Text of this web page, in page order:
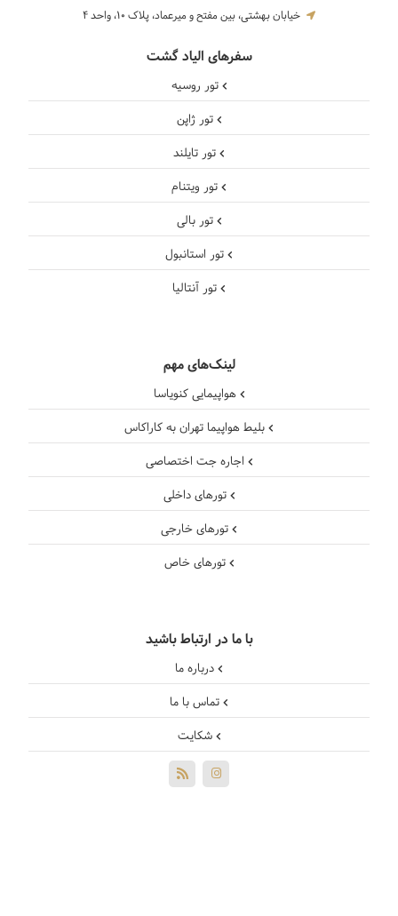
خیابان بهشتی، بین مفتح و میرعماد، پلاک 10، واحد 4
سفرهای الیاد گشت
تور روسیه
تور ژاپن
تور تایلند
تور ویتنام
تور بالی
تور استانبول
تور آنتالیا
لینک‌های مهم
هواپیمایی کنویاسا
بلیط هواپیما تهران به کاراکاس
اجاره جت اختصاصی
تورهای داخلی
تورهای خارجی
تورهای خاص
با ما در ارتباط باشید
درباره ما
تماس با ما
شکایت